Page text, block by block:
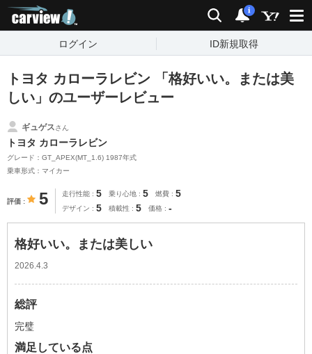
検索 通知
i
ログイン ID新規取得
トヨタ カローラレビン 「格好いい。または美
しい」のユーザーレビュー
ギュゲスさん
トヨタ カローラレビン
グレード：GT_APEX(MT_1.6) 1987年式
乗車形式：マイカー
評価 5 走行性能 5 乗り心地 5 燃費 5
デザイン 5 積載性 5 価格 -
格好いい。または美しい
2026.4.3
総評
完璧
満足している点